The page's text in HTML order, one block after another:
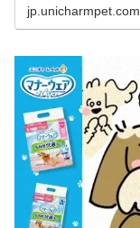
jp.unicharmpet.com